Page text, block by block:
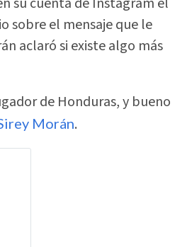
sobre el mensaje que le
aclaró si existe algo más
de Honduras, y bueno
Morán.